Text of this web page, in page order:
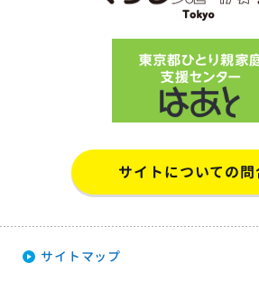
サイトについての問
サイトマップ